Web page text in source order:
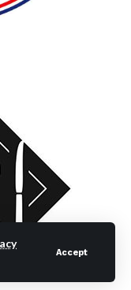
Accept